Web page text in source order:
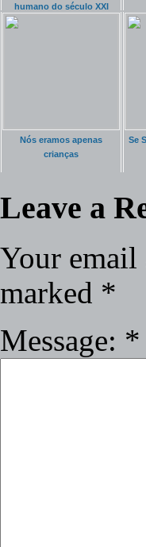
humano do século XXI
Nós eramos apenas
crianças
Se
Leave a
Your email
marked *
Message: *